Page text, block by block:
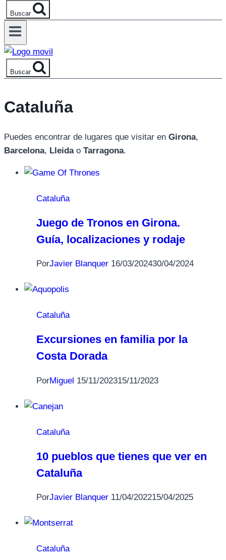
Buscar
Buscar
Cataluña
Puedes encontrar de lugares que visitar en Girona,
Barcelona, Lleidao Tarragona.
Cataluña
Juego de Tronos en Girona.
Guía, localizaciones y rodaje
PorJavier Blanquer 16/03/202430/04/2024
Cataluña
Excursiones en familia por la
Costa Dorada
PorMiguel 15/11/202315/11/2023
Cataluña
10 pueblos que tienes que ver en
Cataluña
PorJavier Blanquer 11/04/202215/04/2025
Cataluña